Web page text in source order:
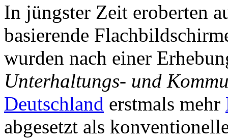
In jüngster Zeit eroberten
basierende
wurden nach einer
Unterhaltungs- und
Deutschland erstmals mehr
abgesetzt als